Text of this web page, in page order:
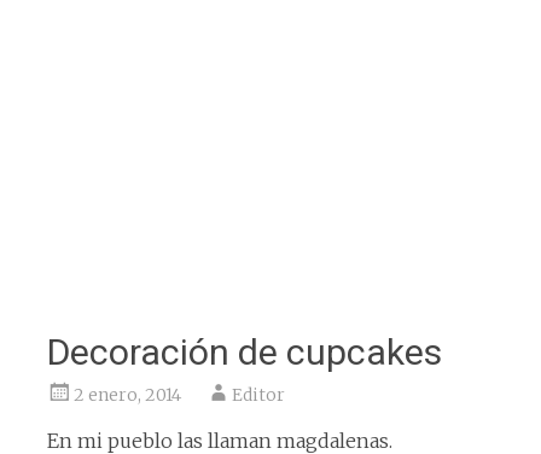
Decoración de cupcakes
2 enero, 2014 Editor
En mi pueblo las llaman magdalenas.